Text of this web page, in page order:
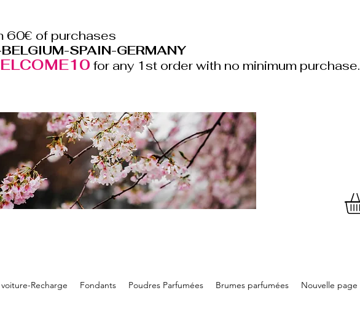
60€ of purchases
SPAIN-GERMANY
for any 1st order with no minimum purchase.
Recharge Fondants Poudres Parfumées Brumes parfumées Nouvelle page